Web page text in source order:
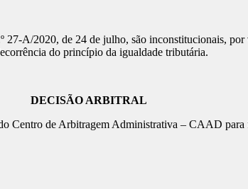
27-A/2020, de 24 de julho, são inconstitucionais,
do princípio da igualdade tributária.
DECISÃO ARBITRAL
Centro de Arbitragem Administrativa – CAAD